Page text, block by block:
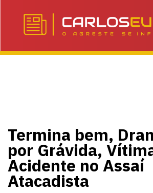
Termina bem,
por Grávida,
Acidente no Assaí
Atacadista